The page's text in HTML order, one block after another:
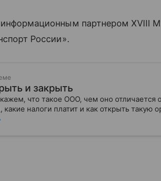
партнером XVIII
России».
и закрыть
что такое ООО, чем оно отличается
налоги платит и как открыть такую